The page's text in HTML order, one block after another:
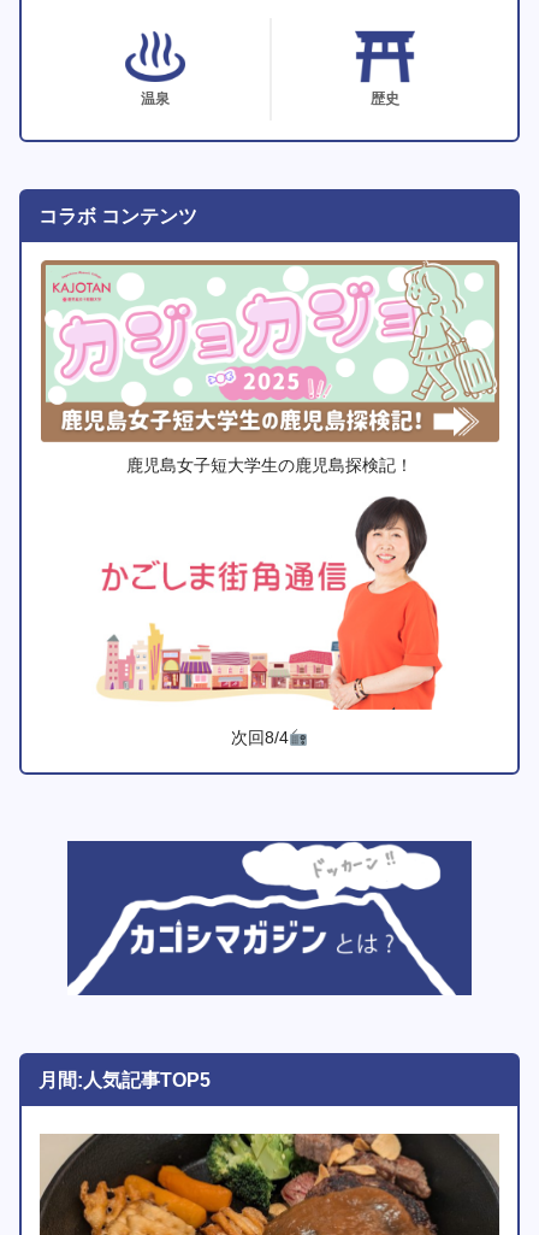
温泉 歴史
コラボ コンテンツ
鹿児島女子短大学生の鹿児島探検記！
次回8/4
月間:人気記事TOP5